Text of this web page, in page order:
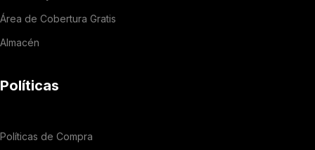
Área de Cobertura Gratis
Almacén
Políticas
Políticas de Compra